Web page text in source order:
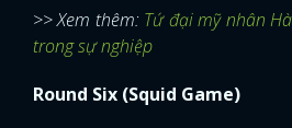
>> Xem thêm: Tứ đại mỹ nhân
trong sự nghiệp
Round Six (Squid Game)